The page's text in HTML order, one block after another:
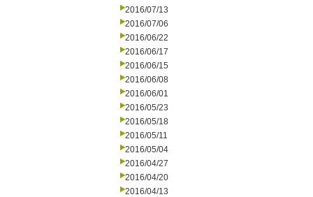
2016/07/13
2016/07/06
2016/06/22
2016/06/17
2016/06/15
2016/06/08
2016/06/01
2016/05/23
2016/05/18
2016/05/11
2016/05/04
2016/04/27
2016/04/20
2016/04/13